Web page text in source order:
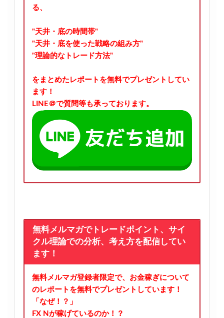
る、
"天井・底の時間帯"
"天井・底を使った戦略の組み方"
"理論的なトレード方法"
をまとめたレポートを無料でプレゼントしてい
ます！
LINE＠で質問等も承っております。
無料メルマガでトレードポイント、サイ
クル理論での分析、考え方を配信してい
ます！
無料メルマガ登録者限定で、お金稼ぎについて
のレポートを無料でプレゼントしています！
「なぜ！？」
FX Nが稼げているのか！？